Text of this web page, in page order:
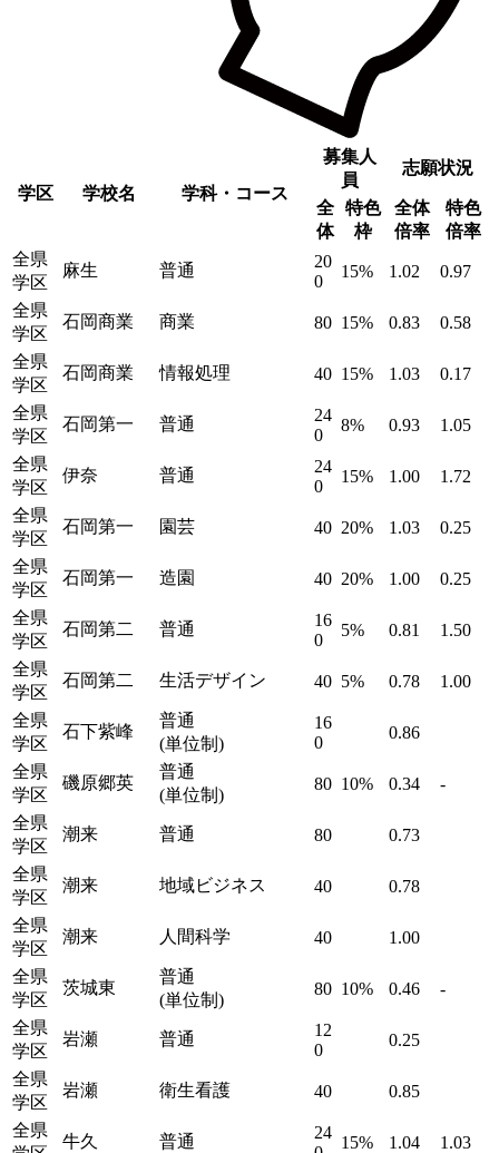
学区 学校名 学科・コース
募集人
員
志願状況
全
体
特色
枠
全体
倍率
特色
倍率
全県
学区
麻生 普通
20
0
15% 1.02 0.97
全県
学区
石岡商業 商業 80 15% 0.83 0.58
全県
学区
石岡商業 情報処理 40 15% 1.03 0.17
全県
学区
石岡第一 普通
24
0
8% 0.93 1.05
全県
学区
伊奈 普通
24
0
15% 1.00 1.72
全県
学区
石岡第一 園芸 40 20% 1.03 0.25
全県
学区
石岡第一 造園 40 20% 1.00 0.25
全県
学区
石岡第二 普通
16
0
5% 0.81 1.50
全県
学区
石岡第二 生活デザイン 40 5% 0.78 1.00
全県
学区
石下紫峰
普通
(単位制)
16
0
0.86
全県
学区
磯原郷英
普通
(単位制)
80 10% 0.34 -
全県
学区
潮来 普通 80 0.73
全県
学区
潮来 地域ビジネス 40 0.78
全県
学区
潮来 人間科学 40 1.00
全県
学区
茨城東
普通
(単位制)
80 10% 0.46 -
全県
学区
岩瀬 普通
12
0
0.25
全県
学区
岩瀬 衛生看護 40 0.85
全県
牛久 普通
24
15% 1.04 1.03